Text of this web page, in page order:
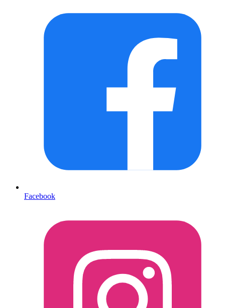
Facebook